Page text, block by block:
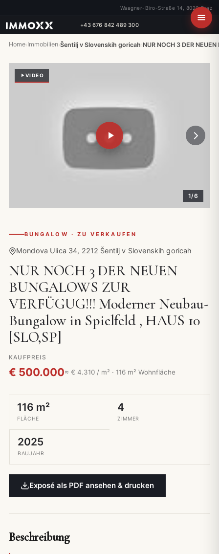
Waagner-Biro-Straße 14, 8020 Graz
+43 676 842 489 300
Home›Immobilien›Šentilj v Slovenskih goricah›NUR NOCH 3 DER
VIDEO
1/6
BUNGALOW · ZU VERKAUFEN
Mondova Ulica 34, 2212 Šentilj v Slovenskih goricah
NUR NOCH 3 DER NEUEN
BUNGALOWS ZUR
VERFÜGUG!!! Moderner Neubau-
Bungalow in Spielfeld , HAUS 10
[SLO,SP]
KAUFPREIS
€ 500.000≈ € 4.310 / m² · 116 m² Wohnfläche
116 m²
FLÄCHE
4
ZIMMER
2025
BAUJAHR
Exposé als PDF ansehen & drucken
Beschreibung